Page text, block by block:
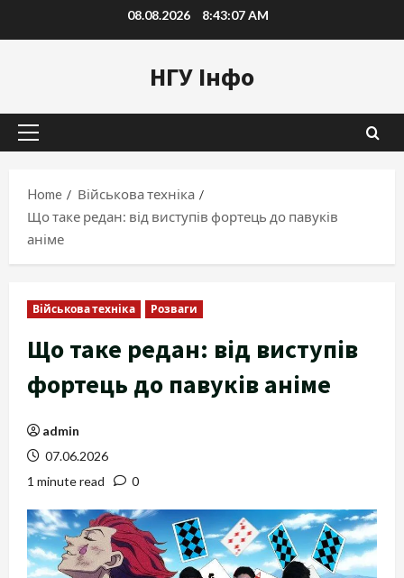
to
08.08.2026 8:43:08 AM
НГУ Інфо
Primary
Home
Військова техніка
Що таке редан: від виступів фортець до павуків
аніме
Військова техніка Розваги
Що таке редан: від виступів
фортець до павуків аніме
admin
07.06.2026
1 minute read
0